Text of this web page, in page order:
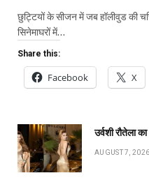
छुट्टियों के सीजन में जब हॉलीवुड की
सिनेमाघरों में…
Share this:
Facebook X
उर्वशी रौतेला
AUGUST 7, 2026